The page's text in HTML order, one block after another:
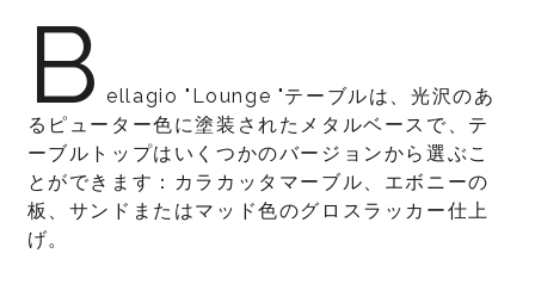
B ellagio "Lounge "テーブルは、光沢のあ
るピューター色に塗装されたメタルベースで、テ
ーブルトップはいくつかのバージョンから選ぶこ
とができます：カラカッタマーブル、エボニーの
板、サンドまたはマッド色のグロスラッカー仕上
げ。